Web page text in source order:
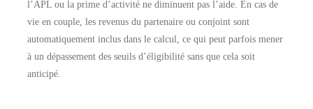
l’APL ou la prime d’activité ne diminuent pas l’aide. En cas de
vie en couple, les revenus du partenaire ou conjoint sont
automatiquement inclus dans le calcul, ce qui peut parfois mener
à un dépassement des seuils d’éligibilité sans que cela soit
anticipé.